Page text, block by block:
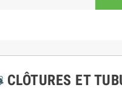
CLÔTURES ET